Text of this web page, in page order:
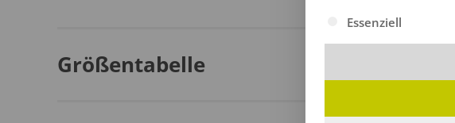
Größentabelle
Es folgt eine Liste der
Essenziell